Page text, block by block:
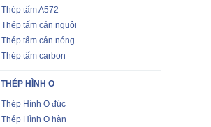
Thép tấm A572
Thép tấm cán nguội
Thép tấm cán nóng
Thép tấm carbon
THÉP HÌNH O
Thép Hình O đúc
Thép Hình O hàn